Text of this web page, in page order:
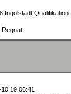
Ingolstadt Qualifikation
Regnat
19:06:41